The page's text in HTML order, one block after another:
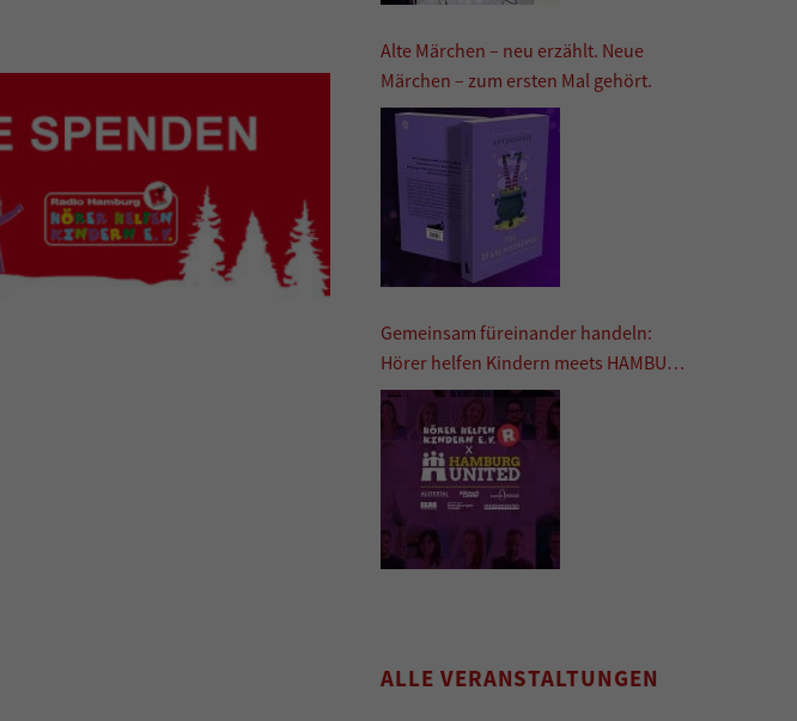
Alte Märchen – neu erzählt. Neue
Märchen – zum ersten Mal gehört.
Gemeinsam füreinander handeln:
Hörer helfen Kindern meets HAMBURG
UNITED
ALLE VERANSTALTUNGEN